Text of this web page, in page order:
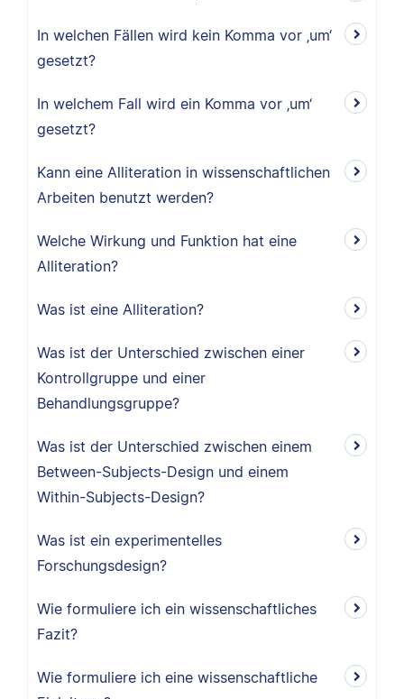
In welchen Fällen wird kein Komma vor ‚um‘
gesetzt?
In welchem Fall wird ein Komma vor ‚um‘
gesetzt?
Kann eine Alliteration in wissenschaftlichen
Arbeiten benutzt werden?
Welche Wirkung und Funktion hat eine
Alliteration?
Was ist eine Alliteration?
Was ist der Unterschied zwischen einer
Kontrollgruppe und einer
Behandlungsgruppe?
Was ist der Unterschied zwischen einem
Between-Subjects-Design und einem
Within-Subjects-Design?
Was ist ein experimentelles
Forschungsdesign?
Wie formuliere ich ein wissenschaftliches
Fazit?
Wie formuliere ich eine wissenschaftliche